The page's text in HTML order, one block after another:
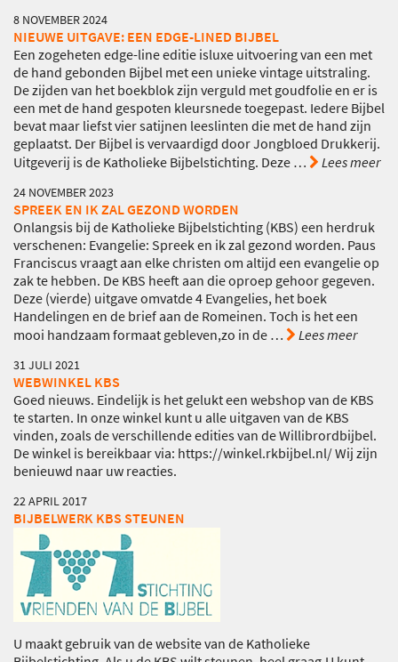
8 NOVEMBER 2024
NIEUWE UITGAVE: EEN EDGE-LINED BIJBEL
Een zogeheten edge-line editie isluxe uitvoering van een met
de hand gebonden Bijbel met een unieke vintage uitstraling.
De zijden van het boekblok zijn verguld met goudfolie en er is
een met de hand gespoten kleursnede toegepast. Iedere Bijbel
bevat maar liefst vier satijnen leeslinten die met de hand zijn
geplaatst. Der Bijbel is vervaardigd door Jongbloed Drukkerij.
Uitgeverij is de Katholieke Bijbelstichting. Deze… Lees meer
24 NOVEMBER 2023
SPREEK EN IK ZAL GEZOND WORDEN
Onlangsis bij de Katholieke Bijbelstichting (KBS) een herdruk
verschenen: Evangelie: Spreek en ik zal gezond worden. Paus
Franciscus vraagt aan elke christen om altijd een evangelie op
zak te hebben. De KBS heeft aan die oproep gehoor gegeven.
Deze (vierde) uitgave omvatde 4 Evangelies, het boek
Handelingen en de brief aan de Romeinen. Toch is het een
mooi handzaam formaat gebleven,zo in de… Lees meer
31 JULI 2021
WEBWINKEL KBS
Goed nieuws. Eindelijk is het gelukt een webshop van de KBS
te starten. In onze winkel kunt u alle uitgaven van de KBS
vinden, zoals de verschillende edities van de Willibrordbijbel.
De winkel is bereikbaar via: https://winkel.rkbijbel.nl/ Wij zijn
benieuwd naar uw reacties.
22 APRIL 2017
BIJBELWERK KBS STEUNEN
U maakt gebruik van de website van de Katholieke